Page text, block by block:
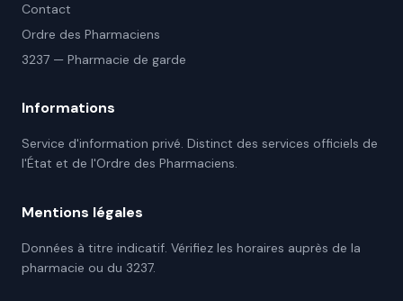
Contact
Ordre des Pharmaciens
3237 — Pharmacie de garde
Informations
Service d'information privé. Distinct des services officiels de
l'État et de l'Ordre des Pharmaciens.
Mentions légales
Données à titre indicatif. Vérifiez les horaires auprès de la
pharmacie ou du 3237.